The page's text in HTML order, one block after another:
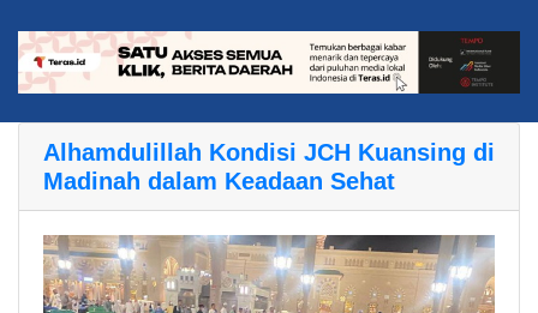
Alhamdulillah Kondisi JCH Kuansing di
Madinah dalam Keadaan Sehat